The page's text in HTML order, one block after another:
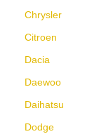
Chrysler
Citroen
Dacia
Daewoo
Daihatsu
Dodge